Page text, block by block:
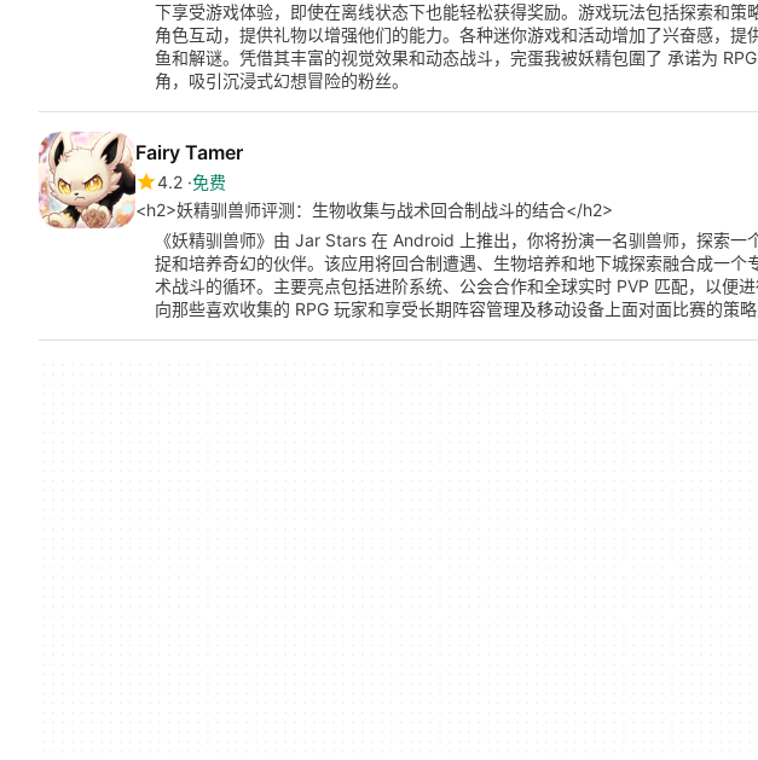
下享受游戏体验，即使在离线状态下也能轻松获得奖励。游戏玩法包括探索和策
角色互动，提供礼物以增强他们的能力。各种迷你游戏和活动增加了兴奋感，提
鱼和解谜。凭借其丰富的视觉效果和动态战斗，完蛋我被妖精包圍了 承诺为
角，吸引沉浸式幻想冒险的粉丝。
Fairy Tamer
4.2 免费
<h2>妖精驯兽师评测：生物收集与战术回合制战斗的结合</h2>
《妖精驯兽师》由 Jar Stars 在 Android 上推出，你将扮演一名驯兽师，探索一
捉和培养奇幻的伙伴。该应用将回合制遭遇、生物培养和地下城探索融合成一个
术战斗的循环。主要亮点包括进阶系统、公会合作和全球实时 PVP 匹配，以便
向那些喜欢收集的 RPG 玩家和享受长期阵容管理及移动设备上面对面比赛的策略